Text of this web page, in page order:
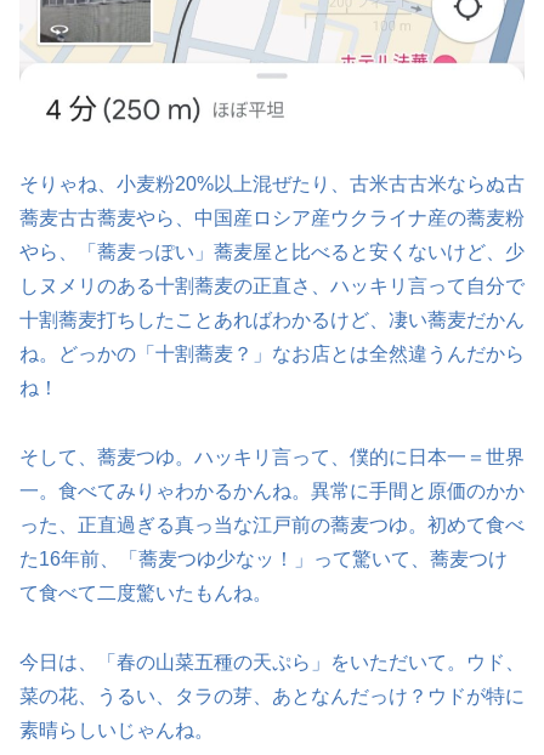
そりゃね、小麦粉20%以上混ぜたり、古米古古米ならぬ古
蕎麦古古蕎麦やら、中国産ロシア産ウクライナ産の蕎麦粉
やら、「蕎麦っぽい」蕎麦屋と比べると安くないけど、少
しヌメリのある十割蕎麦の正直さ、ハッキリ言って自分で
十割蕎麦打ちしたことあればわかるけど、凄い蕎麦だかん
ね。どっかの「十割蕎麦？」なお店とは全然違うんだから
ね！
そして、蕎麦つゆ。ハッキリ言って、僕的に日本一＝世界
一。食べてみりゃわかるかんね。異常に手間と原価のかか
った、正直過ぎる真っ当な江戸前の蕎麦つゆ。初めて食べ
た16年前、「蕎麦つゆ少なッ！」って驚いて、蕎麦つけ
て食べて二度驚いたもんね。
今日は、「春の山菜五種の天ぷら」をいただいて。ウド、
菜の花、うるい、タラの芽、あとなんだっけ？ウドが特に
素晴らしいじゃんね。